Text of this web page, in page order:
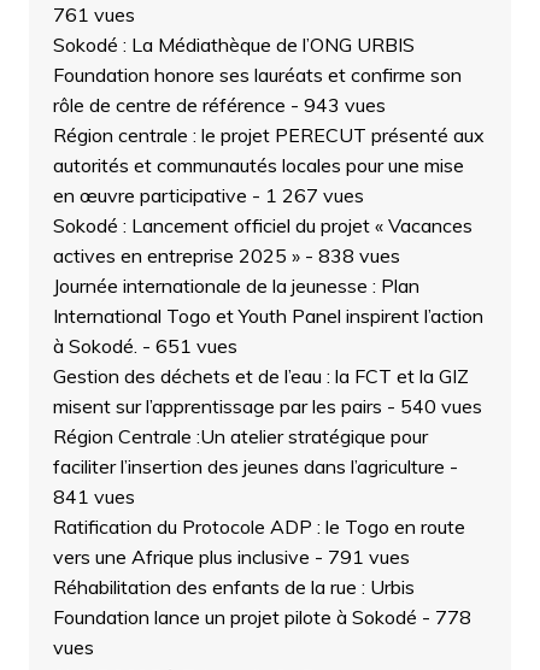
761 vues
Sokodé : La Médiathèque de l’ONG URBIS
Foundation honore ses lauréats et confirme son
rôle de centre de référence - 943 vues
Région centrale : le projet PERECUT présenté aux
autorités et communautés locales pour une mise
en œuvre participative - 1 267 vues
Sokodé : Lancement officiel du projet « Vacances
actives en entreprise 2025 »- 838 vues
Journée internationale de la jeunesse : Plan
International Togo et Youth Panel inspirent l’action
à Sokodé. - 651 vues
Gestion des déchets et de l’eau : la FCT et la GIZ
misent sur l’apprentissage par les pairs - 540 vues
Région Centrale :Un atelier stratégique pour
faciliter l’insertion des jeunes dans l’agriculture -
841 vues
Ratification du Protocole ADP : le Togo en route
vers une Afrique plus inclusive - 791 vues
Réhabilitation des enfants de la rue : Urbis
Foundation lance un projet pilote à Sokodé - 778
vues